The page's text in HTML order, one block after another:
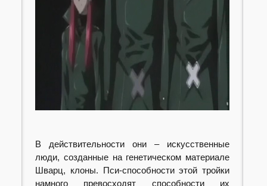
В действительности они – искусственные
люди, созданные на генетическом материале
Шварц, клоны. Пси-способности этой тройки
намного превосходят способности их